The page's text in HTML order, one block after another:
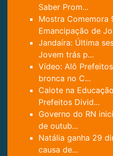
Saber Prom...
Mostra Comemora
Emancipação de
Jandaíra: Última
Jovem trás p...
Vídeo: Alô
bronca no C...
Calote na
Prefeitos Divid...
Governo do RN
de outub...
Natália ganha 29
causa de...